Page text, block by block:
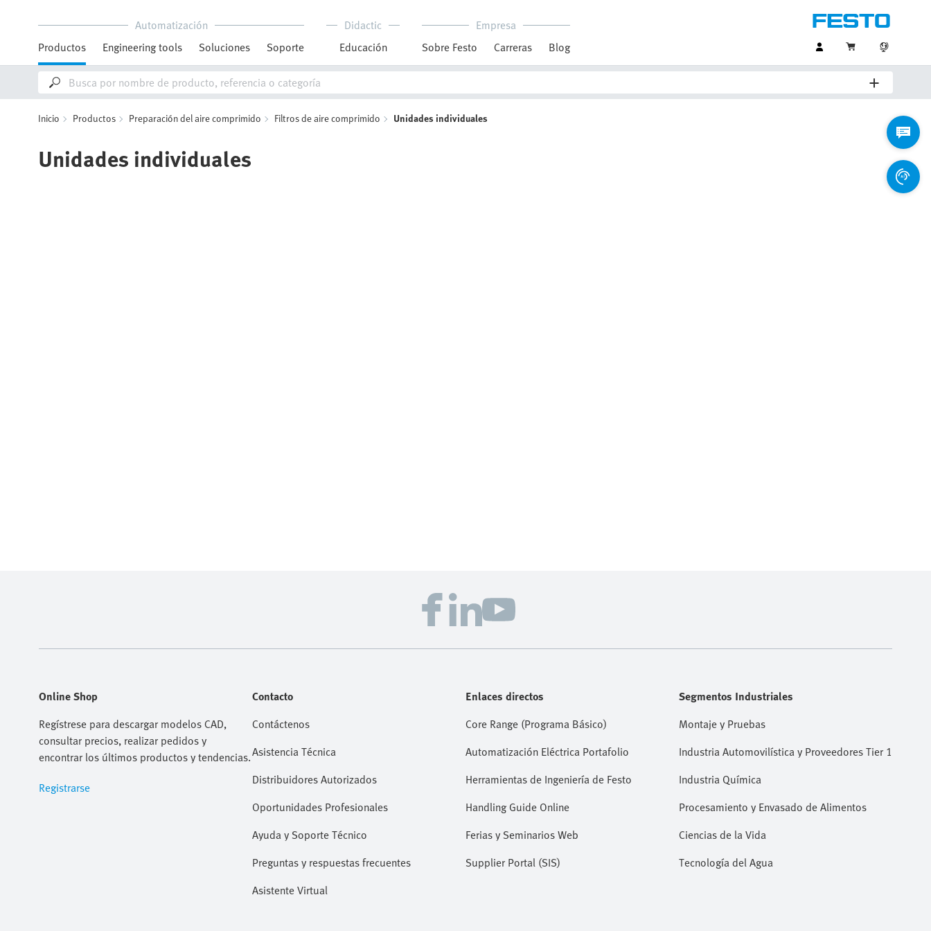
Automatización
Productos
Engineering tools Soluciones Soporte
Didactic
Educación
Empresa
Sobre Festo
Carreras Blog
Inicio Productos Preparación del aire comprimido Filtros de aire comprimido Unidades individuales
Unidades individuales
Online Shop
Regístrese para descargar modelos CAD,
consultar precios, realizar pedidos y
encontrar los últimos productos y tendencias.
Registrarse
Contacto
Contáctenos
Asistencia Técnica
Distribuidores Autorizados
Oportunidades Profesionales
Ayuda y Soporte Técnico
Preguntas y respuestas frecuentes
Asistente Virtual
Enlaces directos
Core Range (Programa Básico)
Automatización Eléctrica Portafolio
Herramientas de Ingeniería de Festo
Handling Guide Online
Ferias y Seminarios Web
Supplier Portal (SIS)
Segmentos Industriales
Montaje y Pruebas
Industria Automovilística y Proveedores Tier 1
Industria Química
Procesamiento y Envasado de Alimentos
Ciencias de la Vida
Tecnología del Agua